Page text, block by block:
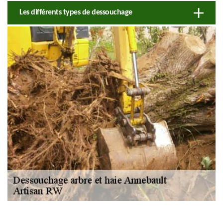
Les différents types de dessouchage